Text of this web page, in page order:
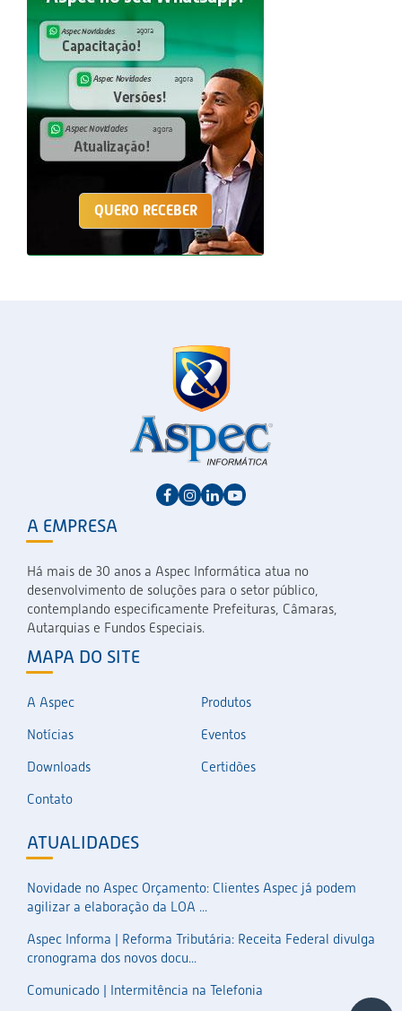
QUERO RECEBER
A EMPRESA
Há mais de 30 anos a Aspec Informática atua no
desenvolvimento de soluções para o setor público,
contemplando especificamente Prefeituras, Câmaras,
Autarquias e Fundos Especiais.
MAPA DO SITE
A Aspec
Produtos
Notícias
Eventos
Downloads
Certidões
Contato
ATUALIDADES
Novidade no Aspec Orçamento: Clientes Aspec já podem
agilizar a elaboração da LOA ...
Aspec Informa | Reforma Tributária: Receita Federal divulga
cronograma dos novos docu...
Comunicado | Intermitência na Telefonia